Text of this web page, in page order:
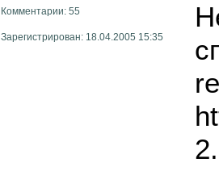
Комментарии: 55
Зарегистрирован: 18.04.2005 15:35